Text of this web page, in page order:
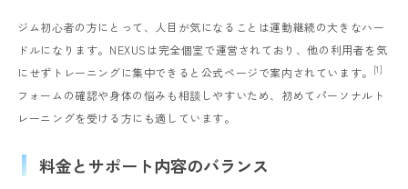
ジム初心者の方にとって、人目が気になることは運動継続の大きなハー
ドルになります。NEXUSは完全個室で運営されており、他の利用者を気
にせずトレーニングに集中できると公式ページで案内されています。
[1]
フォームの確認や身体の悩みも相談しやすいため、初めてパーソナルト
レーニングを受ける方にも適しています。
料金とサポート内容のバランス